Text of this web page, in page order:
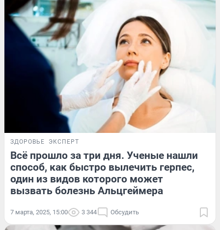
ЗДОРОВЬЕ ЭКСПЕРТ
Всё прошло за три дня. Ученые нашли
способ, как быстро вылечить герпес,
один из видов которого может
вызвать болезнь Альцгеймера
7 марта, 2025, 15:00 3 344 Обсудить